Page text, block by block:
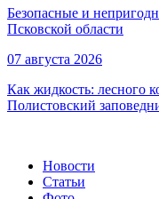
Безопасные и
Псковской области
07 августа 2026
Как жидкость: лесного
Полистовский
Новости
Статьи